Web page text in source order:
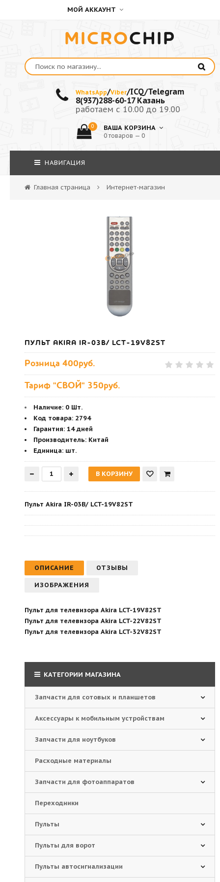
МОЙ АККАУНТ
MICROCHIP
WhatsApp/Viber/ICQ/Telegram
8(937)288-60-17 Казань
работаем с 10.00 до 19.00
0 ВАША КОРЗИНА
0 товаров — 0
НАВИГАЦИЯ
Главная страница Интернет-магазин
ПУЛЬТ AKIRA IR-03B/ LCT-19V82ST
Розница 400руб.
Тариф "СВОЙ" 350руб.
Наличие: 0 Шт.
Код товара: 2794
Гарантия: 14 дней
Производитель: Китай
Единица: шт.
Пульт Akira IR-03B/ LCT-19V82ST
ОПИСАНИЕ ОТЗЫВЫ
ИЗОБРАЖЕНИЯ
Пульт для телевизора Akira LCT-19V82ST
Пульт для телевизора Akira LCT-22V82ST
Пульт для телевизора Akira LCT-32V82ST
КАТЕГОРИИ МАГАЗИНА
Запчасти для сотовых и планшетов
Аксессуары к мобильным устройствам
Запчасти для ноутбуков
Расходные материалы
Запчасти для фотоаппаратов
Переходники
Пульты
Пульты для ворот
Пульты автосигнализации